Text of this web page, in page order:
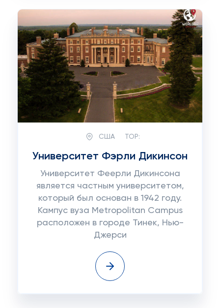
США TOP:
Университет Фэрли Дикинсон
Университет Феерли Дикинсона
является частным университетом,
который был основан в 1942 году.
Кампус вуза Metropolitan Campus
расположен в городе Тинек, Нью-
Джерси